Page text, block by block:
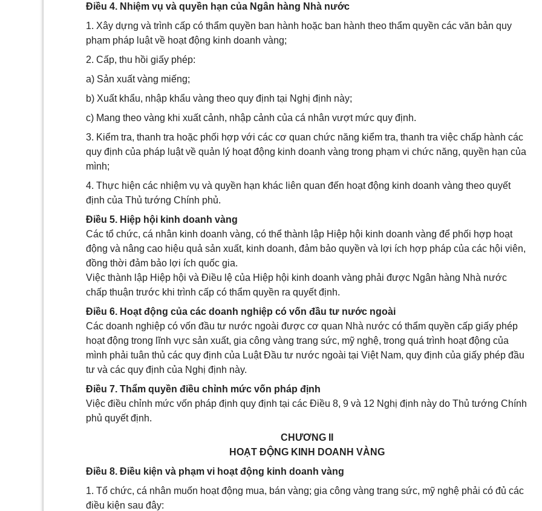
Điều 4. Nhiệm vụ và quyền hạn của Ngân hàng Nhà nước
1. Xây dựng và trình cấp có thẩm quyền ban hành hoặc ban hành theo thẩm quyền các văn bản quy
phạm pháp luật về hoạt động kinh doanh vàng;
2. Cấp, thu hồi giấy phép:
a) Sản xuất vàng miếng;
b) Xuất khẩu, nhập khẩu vàng theo quy định tại Nghị định này;
c) Mang theo vàng khi xuất cảnh, nhập cảnh của cá nhân vượt mức quy định.
3. Kiểm tra, thanh tra hoặc phối hợp với các cơ quan chức năng kiểm tra, thanh tra việc chấp hành các
quy định của pháp luật về quản lý hoạt động kinh doanh vàng trong phạm vi chức năng, quyền hạn của
mình;
4. Thực hiện các nhiệm vụ và quyền hạn khác liên quan đến hoạt động kinh doanh vàng theo quyết
định của Thủ tướng Chính phủ.
Điều 5. Hiệp hội kinh doanh vàng
Các tổ chức, cá nhân kinh doanh vàng, có thể thành lập Hiệp hội kinh doanh vàng để phối hợp hoạt
động và nâng cao hiệu quả sản xuất, kinh doanh, đảm bảo quyền và lợi ích hợp pháp của các hội viên,
đồng thời đảm bảo lợi ích quốc gia.
Việc thành lập Hiệp hội và Điều lệ của Hiệp hội kinh doanh vàng phải được Ngân hàng Nhà nước
chấp thuận trước khi trình cấp có thẩm quyền ra quyết định.
Điều 6. Hoạt động của các doanh nghiệp có vốn đầu tư nước ngoài
Các doanh nghiệp có vốn đầu tư nước ngoài được cơ quan Nhà nước có thẩm quyền cấp giấy phép
hoạt động trong lĩnh vực sản xuất, gia công vàng trang sức, mỹ nghệ, trong quá trình hoạt động của
mình phải tuân thủ các quy định của Luật Đầu tư nước ngoài tại Việt Nam, quy định của giấy phép đầu
tư và các quy định của Nghị định này.
Điều 7. Thẩm quyền điều chỉnh mức vốn pháp định
Việc điều chỉnh mức vốn pháp định quy định tại các Điều 8, 9 và 12 Nghị định này do Thủ tướng Chính
phủ quyết định.
CHƯƠNG II
HOẠT ĐỘNG KINH DOANH VÀNG
Điều 8. Điều kiện và phạm vi hoạt động kinh doanh vàng
1. Tổ chức, cá nhân muốn hoạt động mua, bán vàng; gia công vàng trang sức, mỹ nghệ phải có đủ các
điều kiện sau đây: